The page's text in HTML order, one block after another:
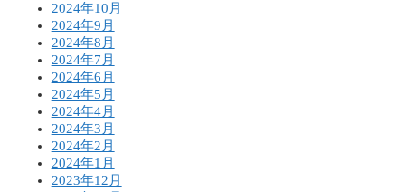
2024年10月
2024年9月
2024年8月
2024年7月
2024年6月
2024年5月
2024年4月
2024年3月
2024年2月
2024年1月
2023年12月